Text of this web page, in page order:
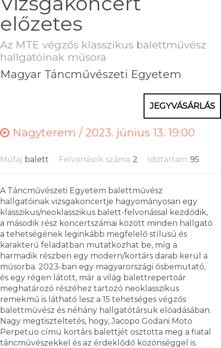
előzetes
Az MTE végzős klasszikus balettművész
hallgatóinak műsora
Magyar Táncművészeti Egyetem
JEGYVÁSÁRLÁS
Nagyterem /2023. június 13. 19:00
Műfaj balett Felvonások száma 2 Időtartam 95
A Táncművészeti Egyetem balettművész
hallgatóinak vizsgakoncertje hagyományosan egy
klasszikus/neoklasszikus balett-felvonással kezdődik,
a második rész koncertszámai között minden hallgató
a tehetségének leginkább megfelelő stílusú és
karakterű feladatban mutatkozhat be, míg a
harmadik részben egy modern/kortárs darab kerül a
műsorba. 2023-ban egy magyarországi ősbemutató,
és egy régen látott, már a világ balettrepertoár
meghatározó részéhez tartozó neoklasszikus
remekmű is látható lesz a 15 tehetséges végzős
balettművész és néhány hallgatótársuk előadásában.
Nagy megtiszteltetés, hogy, Jacopo Godani Moto
Perpetuo címü kortárs balettjét osztotta meg a fiatal
táncművészekkel és az érdeklődő közönséggel is.